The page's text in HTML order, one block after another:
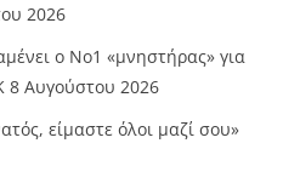
2026
ο Νο1 «μνηστήρας» για
8 Αυγούστου 2026
είμαστε όλοι μαζί σου»